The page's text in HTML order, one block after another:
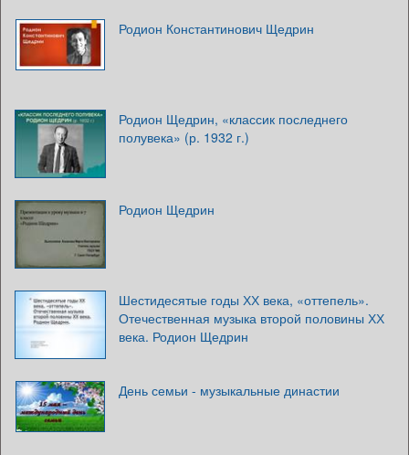
Родион Константинович Щедрин
Родион Щедрин, «классик последнего
полувека» (р. 1932 г.)
Родион Щедрин
Шестидесятые годы ХХ века, «оттепель».
Отечественная музыка второй половины ХХ
века. Родион Щедрин
День семьи - музыкальные династии